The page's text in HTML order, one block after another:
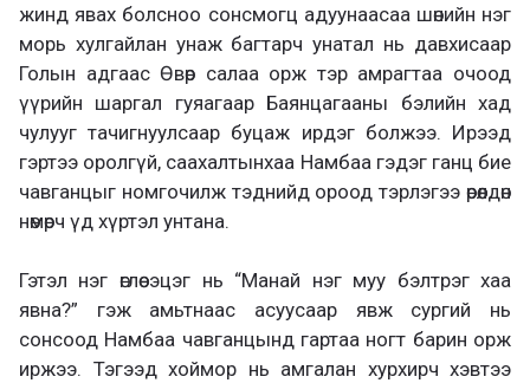
жинд явах болсноо сонсмогц адуунаасаа шөнийн нэг
морь хулгайлан унаж багтарч унатал нь давхисаар
Голын адгаас Өвөр салаа орж тэр амрагтаа очоод
үүрийн шаргал гуяагаар Баянцагааны бэлийн хад
чулууг тачигнуулсаар буцаж ирдэг болжээ. Ирээд
гэртээ оролгүй, саахалтынхаа Намбаа гэдэг ганц бие
чавганцыг номгочилж тэднийд ороод тэрлэгээ өрөөлдөн
нөмөрч үд хүртэл унтана.
Гэтэл нэг өглөө эцэг нь “Манай нэг муу бэлтрэг хаа
явна?” гэж амьтнаас асуусаар явж сургий нь
сонсоод Намбаа чавганцынд гартаа ногт барин орж
иржээ. Тэгээд хоймор нь амгалан хурхирч хэвтээ